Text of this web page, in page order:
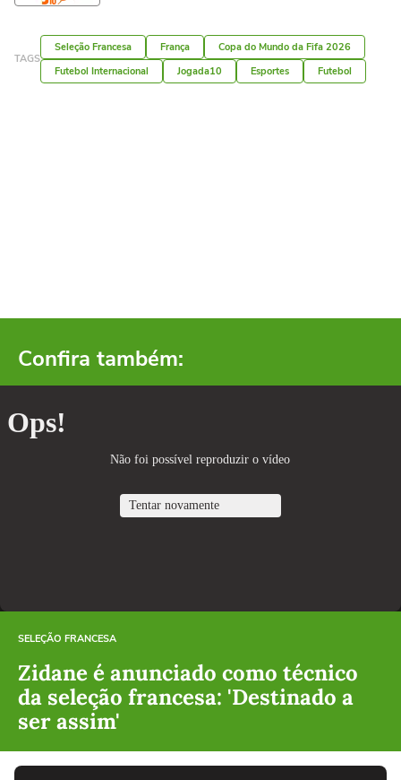
TAGS
Seleção Francesa França
Copa do Mundo da Fifa 2026
Futebol Internacional
Jogada10 Esportes Futebol
Confira também:
SELEÇÃO FRANCESA
Zidane é anunciado como técnico
da seleção francesa: 'Destinado a
ser assim'